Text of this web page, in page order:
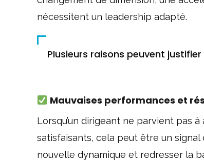
nécessitent un leadership adapté.
Plusieurs raisons peuvent
Mauvaises performances et
Lorsqu’un dirigeant ne parvient pas
satisfaisants, cela peut être un signal
nouvelle dynamique et redresser la